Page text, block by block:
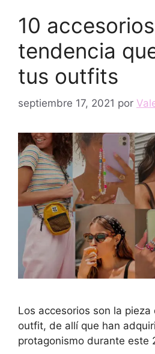
10
tendencia
tus outfits
septiembre 17, 2021 por
Los accesorios son la
outfit, de allí que han
protagonismo durante este